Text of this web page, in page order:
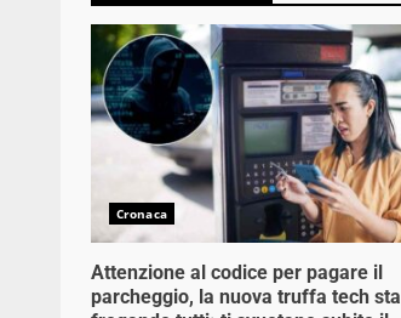
Cronaca
Attenzione al codice per pagare il
parcheggio, la nuova truffa tech sta